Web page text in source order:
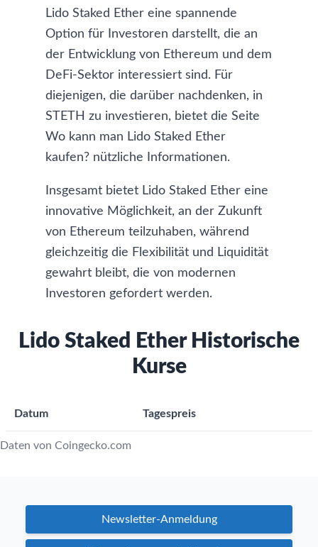
Lido Staked Ether eine spannende
Option für Investoren darstellt, die an
der Entwicklung von Ethereum und dem
DeFi-Sektor interessiert sind. Für
diejenigen, die darüber nachdenken, in
STETH zu investieren, bietet die Seite
Wo kann man Lido Staked Ether
kaufen? nützliche Informationen.
Insgesamt bietet Lido Staked Ether eine
innovative Möglichkeit, an der Zukunft
von Ethereum teilzuhaben, während
gleichzeitig die Flexibilität und Liquidität
gewahrt bleibt, die von modernen
Investoren gefordert werden.
Lido Staked Ether Historische
Kurse
Datum Tagespreis
Daten von Coingecko.com
Newsletter-Anmeldung